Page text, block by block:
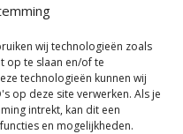
wij technologieën zoals
op te slaan en/of te
technologieën kunnen wij
op deze site verwerken. Als je
intrekt, kan dit een
en mogelijkheden.